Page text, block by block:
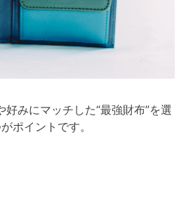
みにマッチした“最強財布”を選
ポイントです。